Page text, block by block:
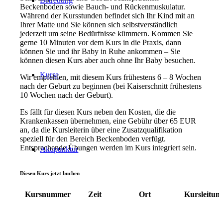
Kurse
Akupunktur
Beckenboden sowie Bauch- und Rückenmuskulatur.
Während der Kursstunden befindet sich Ihr Kind mit an
Ihrer Matte und Sie können sich selbstverständlich
jederzeit um seine Bedürfnisse kümmern. Kommen Sie
gerne 10 Minuten vor dem Kurs in die Praxis, dann
können Sie und ihr Baby in Ruhe ankommen – Sie
können diesen Kurs aber auch ohne Ihr Baby besuchen.
Wir empfehlen, mit diesem Kurs frühestens 6 – 8 Wochen
nach der Geburt zu beginnen (bei Kaiserschnitt frühestens
10 Wochen nach der Geburt).
Es fällt für diesen Kurs neben den Kosten, die die
Krankenkassen übernehmen, eine Gebühr über 65 EUR
an, da die Kursleiterin über eine Zusatzqualifikation
speziell für den Bereich Beckenboden verfügt.
Entsprechende Übungen werden im Kurs integriert sein.
Diesen Kurs jetzt buchen
Kursnummer Zeit Ort